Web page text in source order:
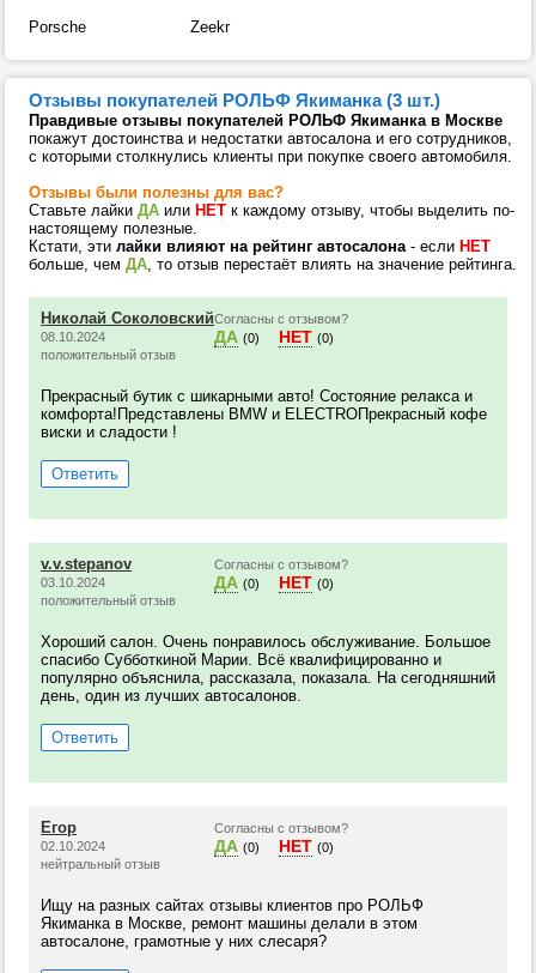
Porsche Zeekr
Отзывы покупателей РОЛЬФ Якиманка (3 шт.)
Правдивые отзывы покупателей РОЛЬФ Якиманка в Москве
покажут достоинства и недостатки автосалона и его сотрудников,
с которыми столкнулись клиенты при покупке своего автомобиля.
Отзывы были полезны для вас?
Ставьте лайки ДА или НЕТ к каждому отзыву, чтобы выделить по-
настоящему полезные.
Кстати, эти лайки влияют на рейтинг автосалона- если НЕТ
больше, чем ДА, то отзыв перестаёт влиять на значение рейтинга.
Николай Соколовский
08.10.2024
положительный отзыв
Согласны с отзывом?
ДА (0) НЕТ (0)
Прекрасный бутик с шикарными авто! Состояние релакса и
комфорта!Представлены BMW и ELECTROПрекрасный кофе
виски и сладости !
Ответить
v.v.stepanov
03.10.2024
положительный отзыв
Согласны с отзывом?
ДА (0) НЕТ (0)
Хороший салон. Очень понравилось обслуживание. Большое
спасибо Субботкиной Марии. Всё квалифицированно и
популярно объяснила, рассказала, показала. На сегодняшний
день, один из лучших автосалонов.
Ответить
Егор
02.10.2024
нейтральный отзыв
Согласны с отзывом?
ДА (0) НЕТ (0)
Ищу на разных сайтах отзывы клиентов про РОЛЬФ
Якиманка в Москве, ремонт машины делали в этом
автосалоне, грамотные у них слесаря?